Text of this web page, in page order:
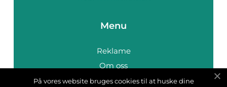
Menu
Reklame
Om oss
Cookies
På vores website bruges cookies til at huske dine